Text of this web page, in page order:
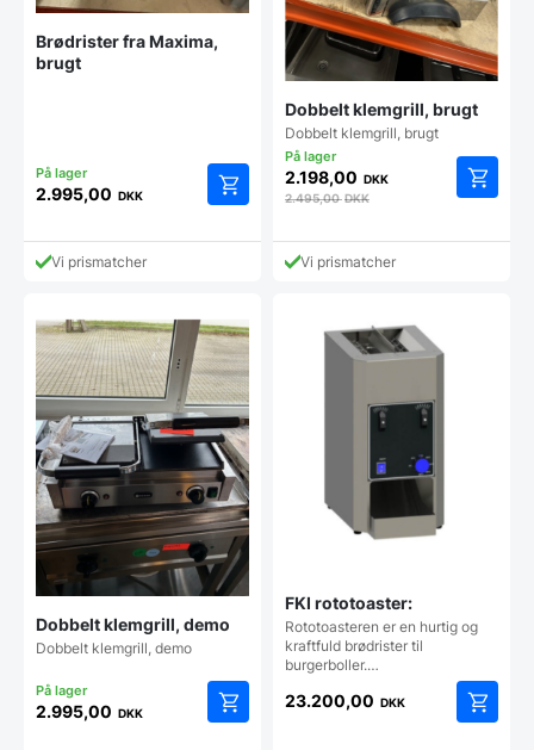
Brødrister fra Maxima,
brugt
2.995,00 DKK
Vi prismatcher
Dobbelt klemgrill, brugt
Dobbelt klemgrill, brugt
2.198,00 DKK
2.495,00DKK
Vi prismatcher
Dobbelt klemgrill, demo
Dobbelt klemgrill, demo
2.995,00 DKK
FKI rototoaster:
Rototoasteren er en hurtig og
kraftfuld brødrister til
burgerboller.…
23.200,00 DKK